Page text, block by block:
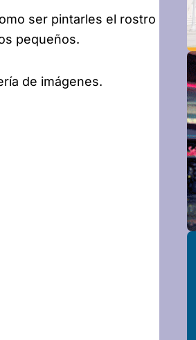
ser pintarles el rostro
pequeños.
de imágenes.